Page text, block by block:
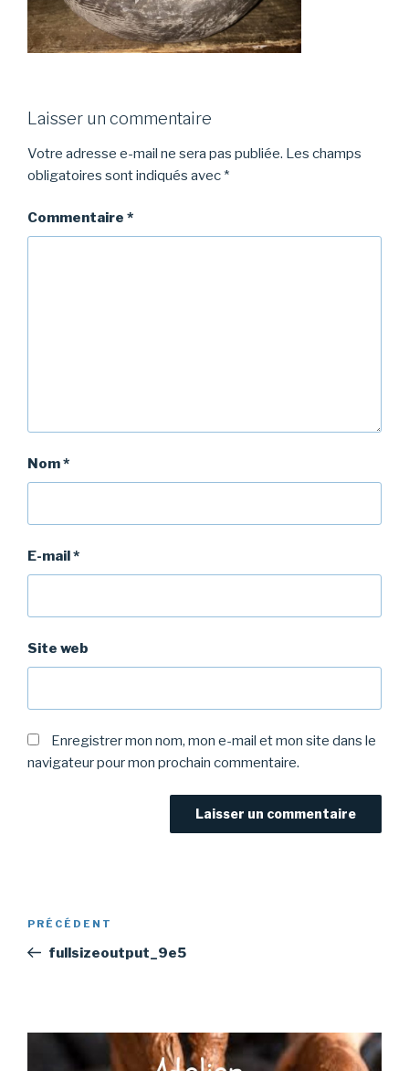
Laisser un commentaire
Votre adresse e-mail ne sera pas publiée. Les champs
obligatoires sont indiqués avec *
Commentaire *
Nom*
E-mail*
Site web
Enregistrer mon nom, mon e-mail et mon site dans le
navigateur pour mon prochain commentaire.
Navigation
l’article
Article
précédent
PRÉCÉDENT
fullsizeoutput_9e5